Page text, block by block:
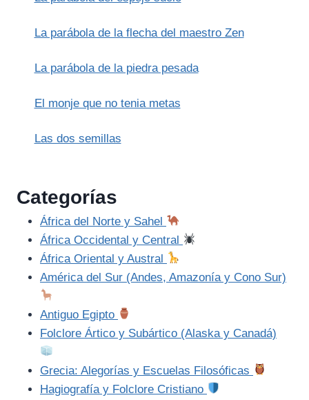
La parábola de la flecha del maestro Zen
La parábola de la piedra pesada
El monje que no tenia metas
Las dos semillas
Categorías
África del Norte y Sahel
África Occidental y Central
África Oriental y Austral
América del Sur (Andes, Amazonía y Cono Sur)
Antiguo Egipto
Folclore Ártico y Subártico (Alaska y Canadá)
Grecia: Alegorías y Escuelas Filosóficas
Hagiografía y Folclore Cristiano